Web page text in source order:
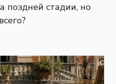
поздней стадии, но